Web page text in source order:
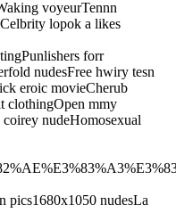
voyeurTennn
lopok a likes
forr
nudesFree hwiry tesn
eroic movieCherub
clothingOpen mmy
nudeHomosexual
pics1680x1050 nudesLa